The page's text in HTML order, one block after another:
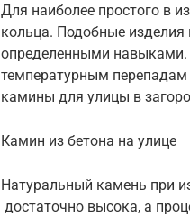
Для наиболее простого в
кольца. Подобные
определенными навыками.
температурным перепадам
камины для улицы в
Камин из бетона на улице
Натуральный камень при
достаточно высока, а